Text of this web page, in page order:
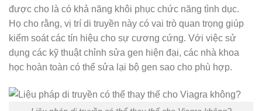
được cho là có khả năng khôi phục chức năng tình dục.
Họ cho rằng, vị trí di truyền này có vai trò quan trọng giúp
kiểm soát các tín hiệu cho sự cương cứng. Với việc sử
dụng các kỹ thuật chỉnh sửa gen hiện đại, các nhà khoa
học hoàn toàn có thể sửa lại bộ gen sao cho phù hợp.